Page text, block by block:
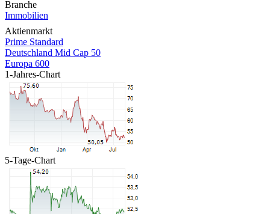
Branche
Immobilien
Aktienmarkt
Prime Standard
Deutschland Mid Cap 50
Europa 600
1-Jahres-Chart
5-Tage-Chart